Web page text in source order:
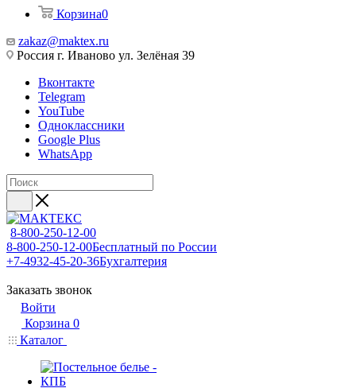
Корзина0
zakaz@maktex.ru
Россия г. Иваново ул. Зелёная 39
Вконтакте
Telegram
YouTube
Одноклассники
Google Plus
WhatsApp
8-800-250-12-00
8-800-250-12-00Бесплатный по России
+7-4932-45-20-36Бухгалтерия
Заказать звонок
Войти
Корзина 0
Каталог